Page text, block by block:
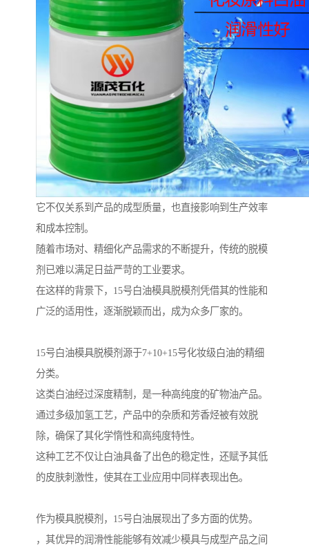
它不仅关系到产品的成型质量，也直接影响到生产效率
和成本控制。
随着市场对、精细化产品需求的不断提升，传统的脱模
剂已难以满足日益严苛的工业要求。
在这样的背景下，15号白油模具脱模剂凭借其的性能和
广泛的适用性，逐渐脱颖而出，成为众多厂家的。
15号白油模具脱模剂源于7+10+15号化妆级白油的精细
分类。
这类白油经过深度精制，是一种高纯度的矿物油产品。
通过多级加氢工艺，产品中的杂质和芳香烃被有效脱
除，确保了其化学惰性和高纯度特性。
这种工艺不仅让白油具备了出色的稳定性，还赋予其低
的皮肤刺激性，使其在工业应用中同样表现出色。
作为模具脱模剂，15号白油展现出了多方面的优势。
，其优异的润滑性能能够有效减少模具与成型产品之间